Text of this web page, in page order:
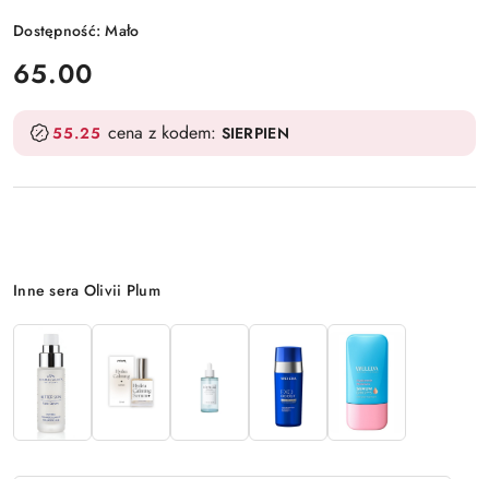
Dostępność:Mało
cena:
65.00
55.25 cena z kodem: SIERPIEN
Wariant
Inne sera Olivii Plum